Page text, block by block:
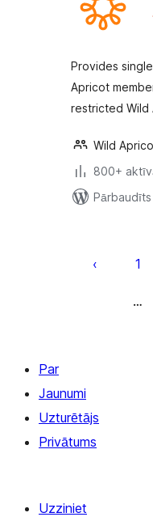
Provides
Apricot
restricted Wild
Wild
800+
lappusēm
1
…
Par
Jaunumi
Uzturētājs
Privātums
Uzziniet